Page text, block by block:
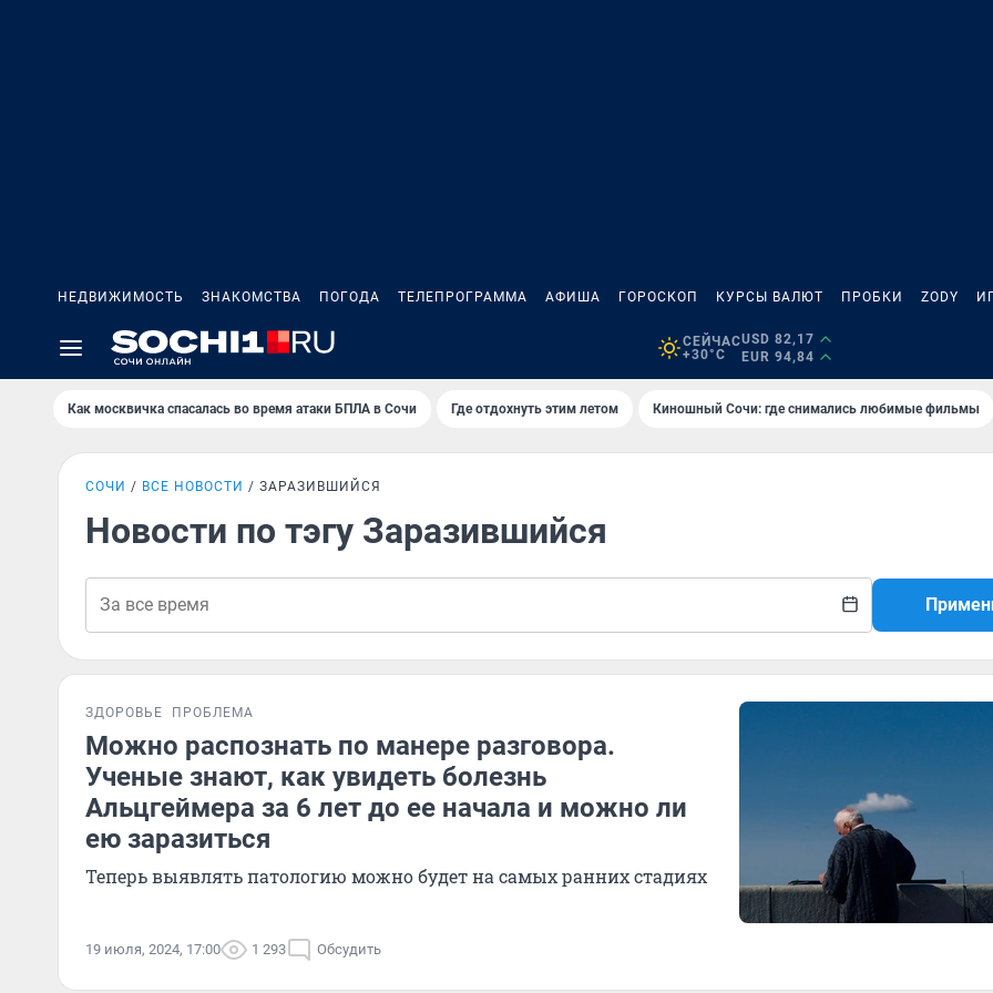
НЕДВИЖИМОСТЬ ЗНАКОМСТВА ПОГОДА ТЕЛЕПРОГРАММА АФИША ГОРОСКОП КУРСЫ ВАЛЮТ ПРОБКИ ZODY
СЕЙЧАС
+30°C
USD 82,17
EUR 94,84
Как москвичка спасалась во время атаки БПЛА в Сочи Где отдохнуть этим летом Киношный Сочи: где снимались любимые фильмы
СОЧИ ВСЕ НОВОСТИ ЗАРАЗИВШИЙСЯ
Новости по тэгу Заразившийся
ЗДОРОВЬЕ ПРОБЛЕМА
Можно распознать по манере разговора.
Ученые знают, как увидеть болезнь
Альцгеймера за 6 лет до ее начала и можно ли
ею заразиться
Теперь выявлять патологию можно будет на самых ранних стадиях
19 июля, 2024, 17:00 1 293 Обсудить